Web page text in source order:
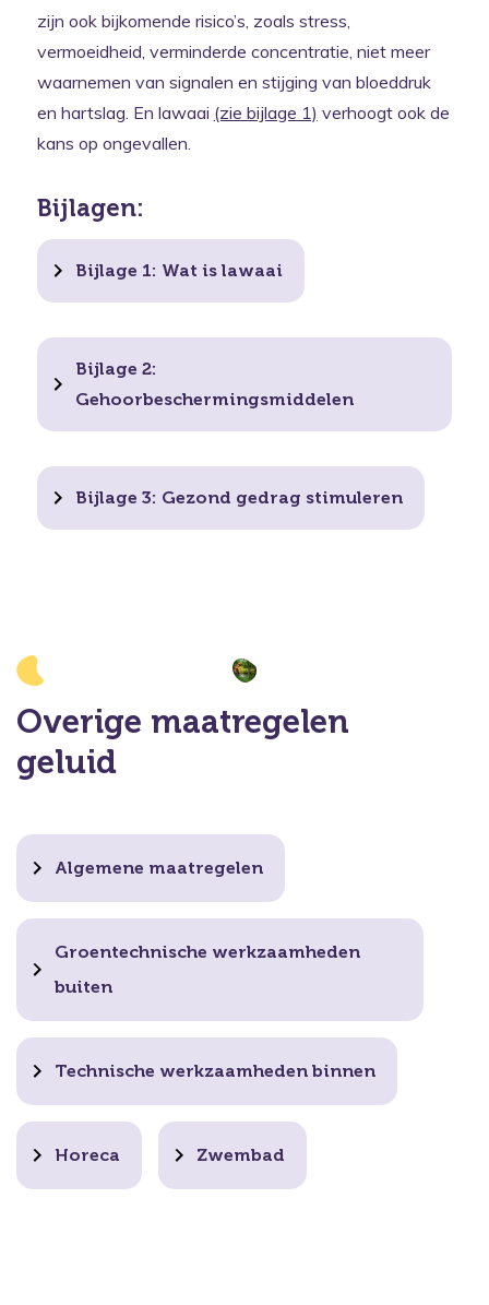
zijn ook bijkomende risico’s, zoals stress,
vermoeidheid, verminderde concentratie, niet meer
waarnemen van signalen en stijging van bloeddruk
en hartslag. En lawaai (zie bijlage 1) verhoogt ook de
kans op ongevallen.
Bijlagen:
Bijlage 1: Wat is lawaai
Bijlage 2:
Gehoorbeschermingsmiddelen
Bijlage 3: Gezond gedrag stimuleren
Overige maatregelen
geluid
Algemene maatregelen
Groentechnische werkzaamheden
buiten
Technische werkzaamheden binnen
Horeca Zwembad